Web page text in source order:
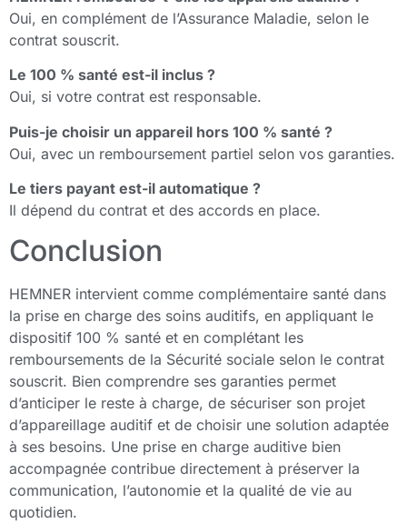
Oui, en complément de l’Assurance Maladie, selon le
contrat souscrit.
Le 100 % santé est-il inclus ?
Oui, si votre contrat est responsable.
Puis-je choisir un appareil hors 100 % santé ?
Oui, avec un remboursement partiel selon vos garanties.
Le tiers payant est-il automatique ?
Il dépend du contrat et des accords en place.
Conclusion
HEMNER intervient comme complémentaire santé dans
la prise en charge des soins auditifs, en appliquant le
dispositif 100 % santé et en complétant les
remboursements de la Sécurité sociale selon le contrat
souscrit. Bien comprendre ses garanties permet
d’anticiper le reste à charge, de sécuriser son projet
d’appareillage auditif et de choisir une solution adaptée
à ses besoins. Une prise en charge auditive bien
accompagnée contribue directement à préserver la
communication, l’autonomie et la qualité de vie au
quotidien.